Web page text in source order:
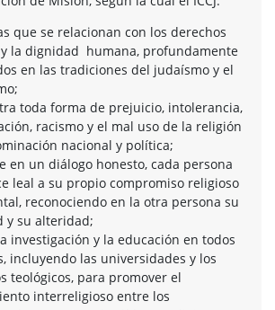
que se relacionan con los derechos
la dignidad humana, profundamente
en las tradiciones del judaísmo y el
toda forma de prejuicio, intolerancia,
racismo y el mal uso de la religión
nacional y política;
en un diálogo honesto, cada persona
leal a su propio compromiso religioso
reconociendo en la otra persona su
y su alteridad;
investigación y la educación en todos
incluyendo las universidades y los
teológicos, para promover el
interreligioso entre los